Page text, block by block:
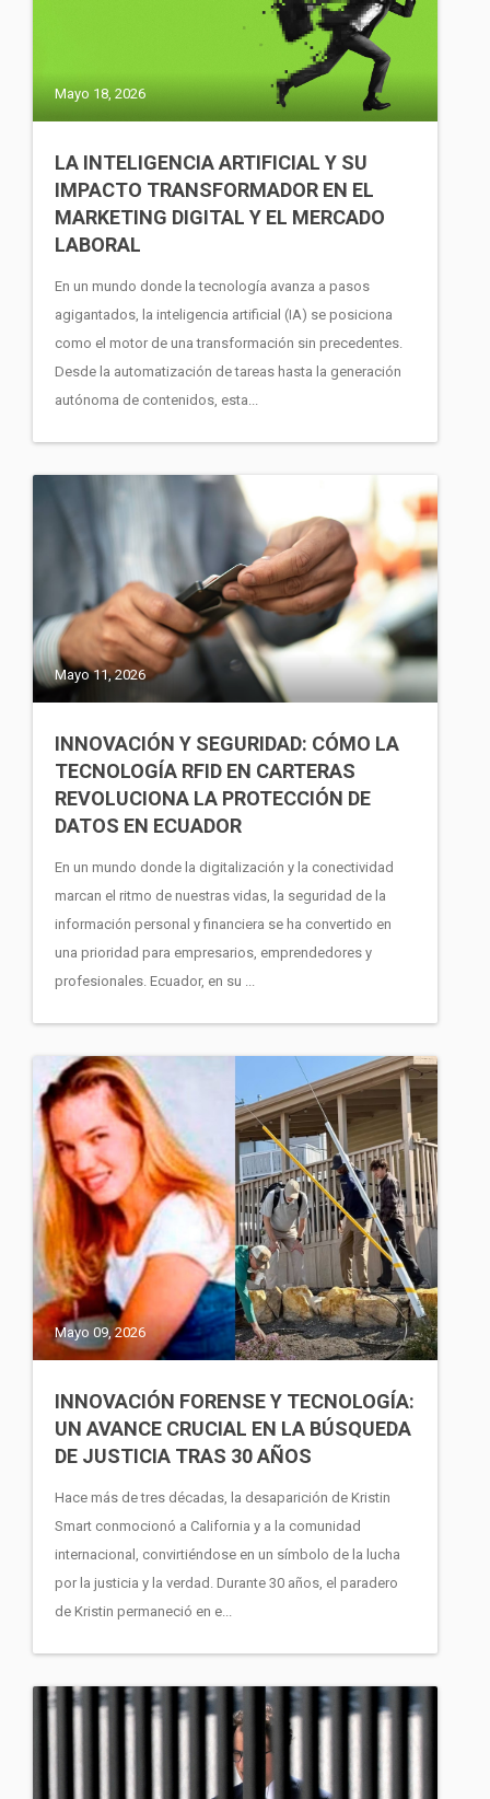
Mayo 18, 2026
LA INTELIGENCIA ARTIFICIAL Y SU
IMPACTO TRANSFORMADOR EN EL
MARKETING DIGITAL Y EL MERCADO
LABORAL
En un mundo donde la tecnología avanza a pasos
agigantados, la inteligencia artificial (IA) se posiciona
como el motor de una transformación sin precedentes.
Desde la automatización de tareas hasta la generación
autónoma de contenidos, esta...
Mayo 11, 2026
INNOVACIÓN Y SEGURIDAD: CÓMO LA
TECNOLOGÍA RFID EN CARTERAS
REVOLUCIONA LA PROTECCIÓN DE
DATOS EN ECUADOR
En un mundo donde la digitalización y la conectividad
marcan el ritmo de nuestras vidas, la seguridad de la
información personal y financiera se ha convertido en
una prioridad para empresarios, emprendedores y
profesionales. Ecuador, en su ...
Mayo 09, 2026
INNOVACIÓN FORENSE Y TECNOLOGÍA:
UN AVANCE CRUCIAL EN LA BÚSQUEDA
DE JUSTICIA TRAS 30 AÑOS
Hace más de tres décadas, la desaparición de Kristin
Smart conmocionó a California y a la comunidad
internacional, convirtiéndose en un símbolo de la lucha
por la justicia y la verdad. Durante 30 años, el paradero
de Kristin permaneció en e...